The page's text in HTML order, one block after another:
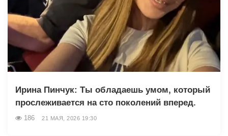
Ирина Пинчук: Ты обладаешь умом, который
прослеживается на сто поколений вперед.
186 21 МАЯ, 2026 19:30